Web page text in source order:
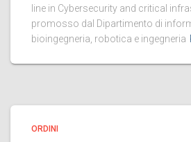
line in Cybersecurity and critical
promosso dal Dipartimento di
bioingegneria, robotica e ingegneria
ORDINI